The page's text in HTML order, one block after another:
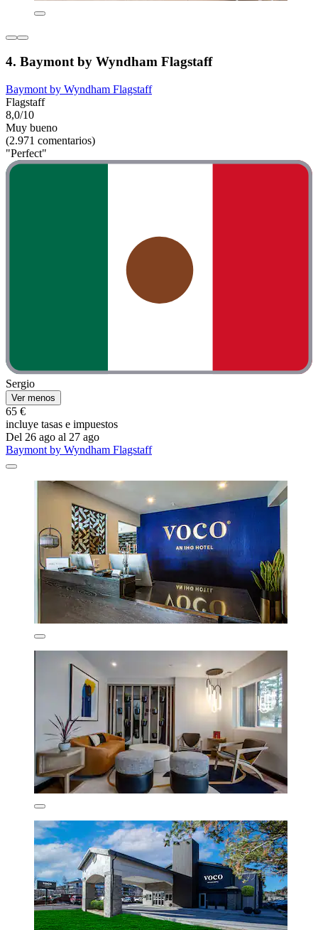
4. Baymont by Wyndham Flagstaff
Baymont by Wyndham Flagstaff
Flagstaff
8,0/10
Muy bueno
(2.971 comentarios)
"Perfect"
Sergio
Ver menos
65 €
incluye tasas e impuestos
Del 26 ago al 27 ago
Baymont by Wyndham Flagstaff